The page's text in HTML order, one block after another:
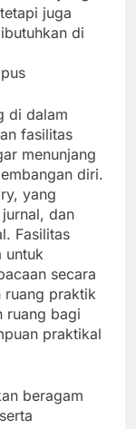
juga
di
di dalam
fasilitas
menunjang
diri.
yang
dan
Fasilitas
untuk
secara
ruang praktik
ruang bagi
praktikal
beragam